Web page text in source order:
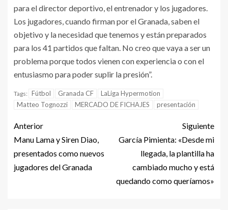
para el director deportivo, el entrenador y los jugadores.
Los jugadores, cuando firman por el Granada, saben el
objetivo y la necesidad que tenemos y están preparados
para los 41 partidos que faltan. No creo que vaya a ser un
problema porque todos vienen con experiencia o con el
entusiasmo para poder suplir la presión”.
Tags: Fútbol Granada CF
LaLiga Hypermotion
Matteo Tognozzi
MERCADO DE FICHAJES presentación
Anterior
Manu Lama y Siren Diao,
presentados como nuevos
jugadores del Granada
Siguiente
García Pimienta: «Desde mi
llegada, la plantilla ha
cambiado mucho y está
quedando como queríamos»